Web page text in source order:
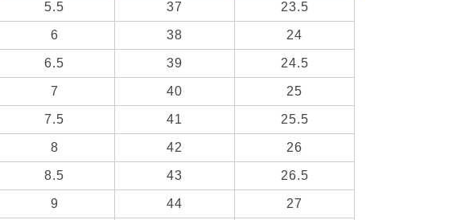
5.5 37 23.5
6 38 24
6.5 39 24.5
7 40 25
7.5 41 25.5
8 42 26
8.5 43 26.5
9 44 27